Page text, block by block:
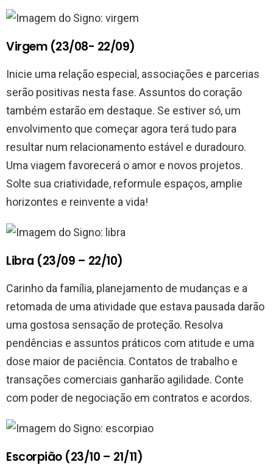
Virgem (23/08- 22/09)
Inicie uma relação especial, associações e parcerias
serão positivas nesta fase. Assuntos do coração
também estarão em destaque. Se estiver só, um
envolvimento que começar agora terá tudo para
resultar num relacionamento estável e duradouro.
Uma viagem favorecerá o amor e novos projetos.
Solte sua criatividade, reformule espaços, amplie
horizontes e reinvente a vida!
Libra (23/09 – 22/10)
Carinho da família, planejamento de mudanças e a
retomada de uma atividade que estava pausada darão
uma gostosa sensação de proteção. Resolva
pendências e assuntos práticos com atitude e uma
dose maior de paciência. Contatos de trabalho e
transações comerciais ganharão agilidade. Conte
com poder de negociação em contratos e acordos.
Escorpião (23/10 – 21/11)